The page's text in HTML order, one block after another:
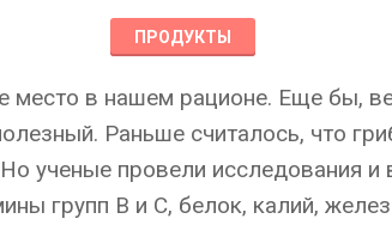
ПРОДУКТЫ
место в нашем рационе. Еще бы,
Раньше считалось, что
ученые провели исследования и
групп В и С, белок, калий,